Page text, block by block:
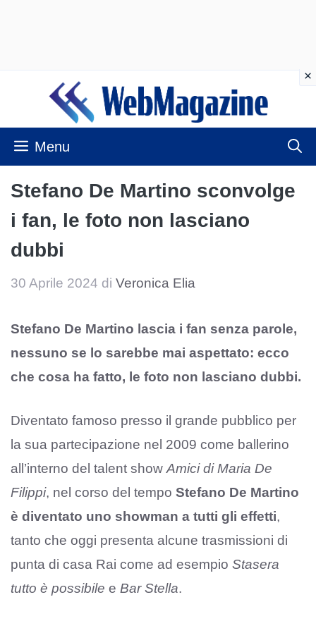
contenuto
Menu
Stefano De Martino sconvolge
i fan, le foto non lasciano
dubbi
30 Aprile 2024 di Veronica Elia
Stefano De Martino lascia i fan senza parole,
nessuno se lo sarebbe mai aspettato: ecco
che cosa ha fatto, le foto non lasciano dubbi.
Diventato famoso presso il grande pubblico per
la sua partecipazione nel 2009 come ballerino
all’interno del talent showAmici di Maria De
Filippi, nel corso del tempo Stefano De Martino
è diventato uno showman a tutti gli effetti,
tanto che oggi presenta alcune trasmissioni di
punta di casa Rai come ad esempio Stasera
tutto è possibile e Bar Stella.